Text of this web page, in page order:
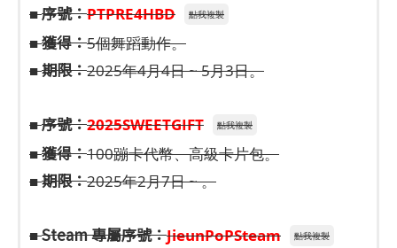
■序號：PTPRE4HBD 點我複製
■獲得：5個舞蹈動作。
■期限：2025年4月4日 ~ 5月3日。
■序號：2025SWEETGIFT 點我複製
■獲得：100蹦卡代幣、高級卡片包。
■期限：2025年2月7日 ~ 。
■Steam 專屬序號：JieunPoPSteam 點我複製